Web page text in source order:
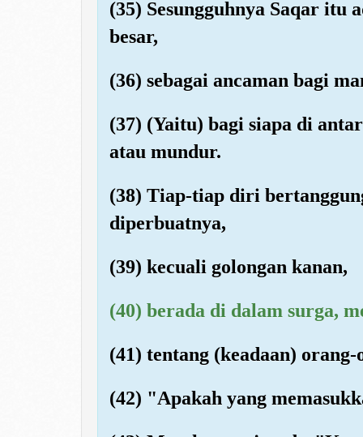
(35) Sesungguhnya Saqar itu
besar,
(36) sebagai ancaman bagi
(37) (Yaitu) bagi siapa di
atau mundur.
(38) Tiap-tiap diri
diperbuatnya,
(39) kecuali golongan kanan,
(40) berada di dalam surga,
(41) tentang (keadaan)
(42) "Apakah yang